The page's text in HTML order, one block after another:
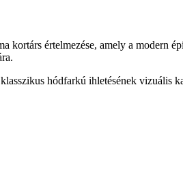
kortárs értelmezése, amely a modern
hódfarkú ihletésének